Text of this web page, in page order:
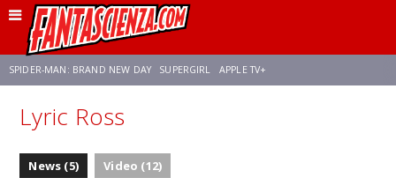
SPIDER-MAN: BRAND NEW DAY SUPERGIRL APPLE TV+
FRANCO RICCIARDIELLO
Lyric Ross
News (5) Video (12)